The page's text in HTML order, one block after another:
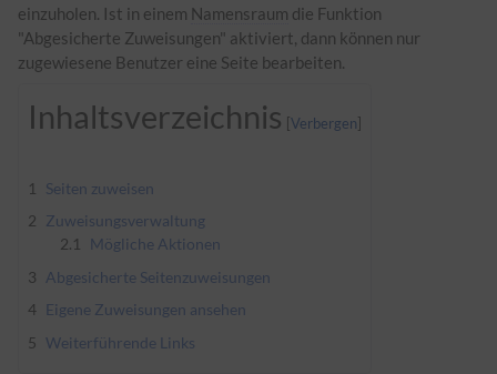
einzuholen. Ist in einem Namensraum die Funktion
"Abgesicherte Zuweisungen" aktiviert, dann können nur
zugewiesene Benutzer eine Seite bearbeiten.
Inhaltsverzeichnis
1
Seiten zuweisen
2 Zuweisungsverwaltung
2.1
Mögliche Aktionen
3 Abgesicherte Seitenzuweisungen
4 Eigene Zuweisungen ansehen
5 Weiterführende Links